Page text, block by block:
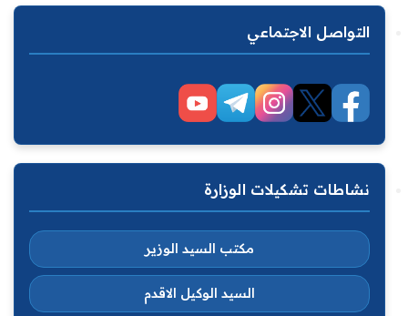
التواصل الاجتماعي
نشاطات تشكيلات الوزارة
مكتب السيد الوزير
السيد الوكيل الاقدم